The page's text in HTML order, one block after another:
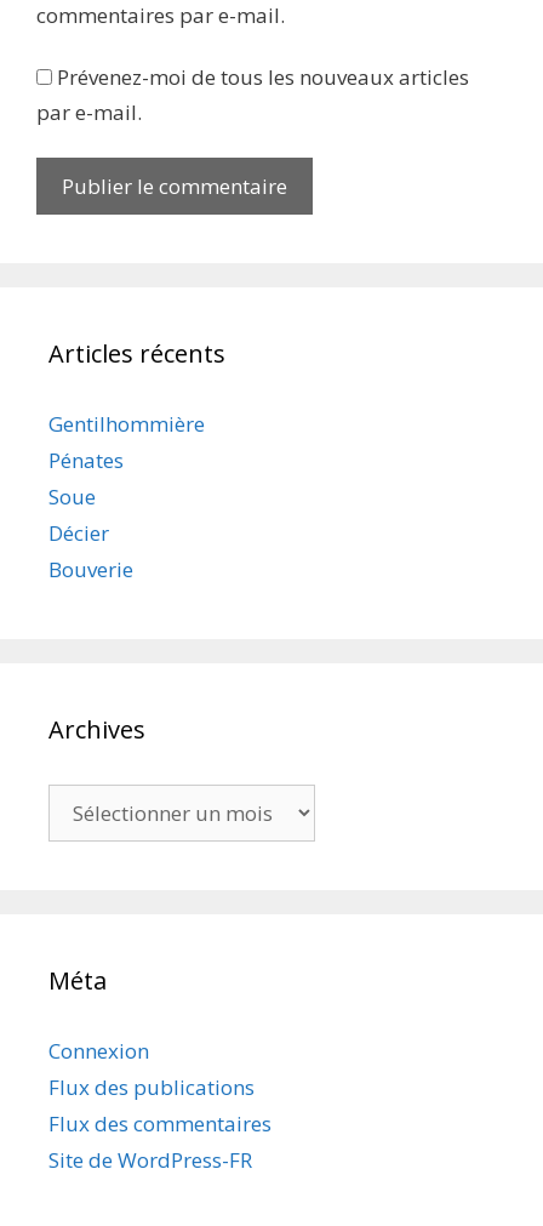
commentaires par e-mail.
Prévenez-moi de tous les nouveaux articles
par e-mail.
Articles récents
Gentilhommière
Pénates
Soue
Décier
Bouverie
Archives
Méta
Connexion
Flux des publications
Flux des commentaires
Site de WordPress-FR